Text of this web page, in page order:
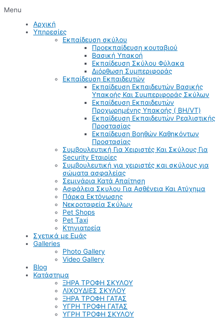
Menu
Αρχική
Υπηρεσίες
Εκπαίδευση σκύλου
Προεκπαίδευση κουταβιού
Βασική Υπακοή
Εκπαίδευση Σκύλου Φύλακα
Διόρθωση Συμπεριφοράς
Εκπαίδευση Εκπαιδευτών
Εκπαίδευση Εκπαιδευτών Βασικής
Υπακοής Και Συμπεριφοράς Σκύλων
Εκπαίδευση Εκπαιδευτών
Προχωρημένης Υπακοής ( BH/VT)
Εκπαίδευση Εκπαιδευτών Ρεαλιστικής
Προστασίας
Εκπαίδευση Βοηθών Καθηκόντων
Προστασίας
Συμβουλευτική Για Χειριστές Και Σκύλους Για
Security Εταιρίες
Συμβουλευτική για χειριστές και σκύλους για
σώματα ασφαλείας
Σεμινάρια Κατά Απαίτηση
Ασφάλεια Σκυλου Για Ασθένεια Και Ατύχημα
Πάρκα Εκτόνωσης
Νεκροταφεία Σκύλων
Pet Shops
Pet Taxi
Κτηνιατρεία
Σχετικά με Εμάς
Galleries
Photo Gallery
Video Gallery
Blog
Κατάστημα
ΞΗΡΑ ΤΡΟΦΗ ΣΚΥΛΟΥ
ΛΙΧΟΥΔΙΕΣ ΣΚΥΛΟΥ
ΞΗΡΑ ΤΡΟΦΗ ΓΑΤΑΣ
ΥΓΡΗ ΤΡΟΦΗ ΓΑΤΑΣ
ΥΓΡΗ ΤΡΟΦΗ ΣΚΥΛΟΥ